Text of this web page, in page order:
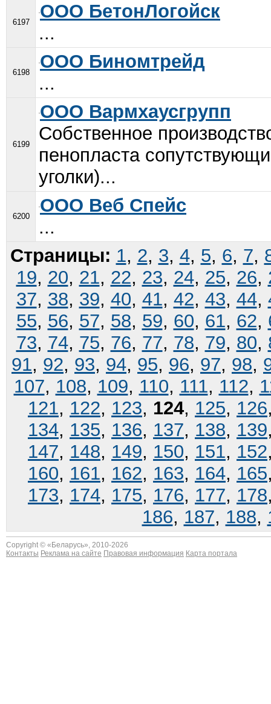
6197
ООО БетонЛогойск
...
6198
ООО Биномтрейд
...
6199
ООО Вармхаусгрупп
Собственное
пенопласта
уголки)...
6200
ООО Веб Спейс
...
Страницы: 1, 2, 3, 4, 5, 6, 7,
19, 20, 21, 22, 23, 24, 25, 26,
37, 38, 39, 40, 41, 42, 43, 44,
55, 56, 57, 58, 59, 60, 61, 62,
73, 74, 75, 76, 77, 78, 79, 80,
91, 92, 93, 94, 95, 96, 97, 98,
107, 108, 109, 110, 111, 112,
121, 122, 123, 124, 125, 126
134, 135, 136, 137, 138, 139
147, 148, 149, 150, 151, 152
160, 161, 162, 163, 164, 165
173, 174, 175, 176, 177, 178
186, 187, 188,
Copyright © « Беларусь», 2010-2026
Контакты Реклама на сайте Правовая информация Карта портала